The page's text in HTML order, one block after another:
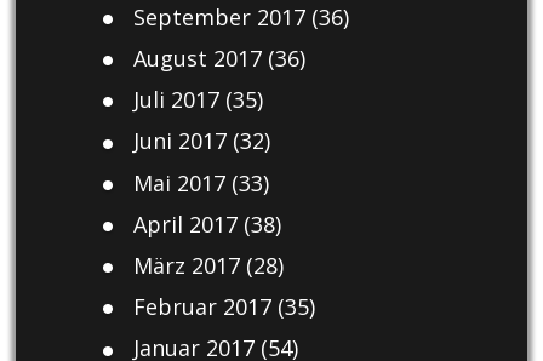
September 2017(36)
August 2017(36)
Juli 2017(35)
Juni 2017(32)
Mai 2017(33)
April 2017(38)
März 2017(28)
Februar 2017(35)
Januar 2017(54)